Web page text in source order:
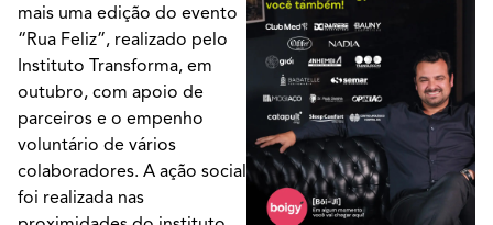
mais uma edição do evento
“Rua Feliz”, realizado pelo
Instituto Transforma, em
outubro, com apoio de
parceiros e o empenho
voluntário de vários
colaboradores. A ação social
foi realizada nas